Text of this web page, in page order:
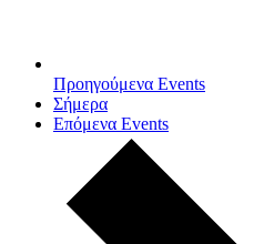
Προηγούμενα Events
Σήμερα
Επόμενα Events